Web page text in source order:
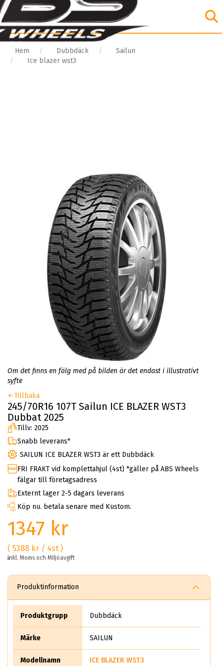
Hem Dubbdäck
Sailun
Ice blazer wst3
Om det finns en fälg med på bilden är det endast i illustrativt
syfte
Tillbaka
245/70R16 107T Sailun ICE BLAZER WST3
Dubbat 2025
Tillv: 2025
Snabb leverans*
SAILUN ICE BLAZER WST3 är ett Dubbdäck
FRI FRAKT vid komplettahjul (4st) *gäller på ABS Wheels
fälgar till företagsadress
Externt lager 2-5 dagars leverans
Köp nu. betala senare med Kustom.
1347 kr
( 5388 kr / 4st )
inkl. Moms och Miljöavgift
Produktinformation
Produktgrupp Dubbdäck
Märke SAILUN
Modellnamn ICE BLAZER WST3